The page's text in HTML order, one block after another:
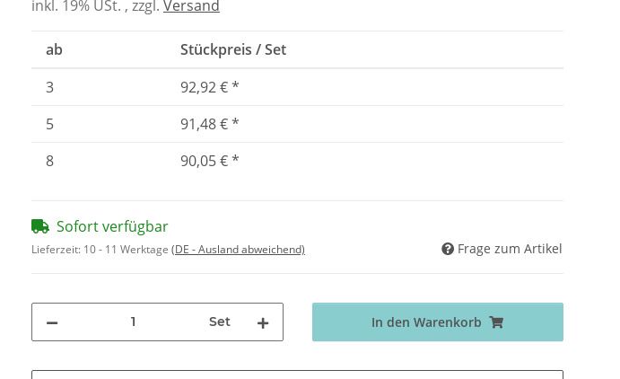
inkl. 19% USt. , zzgl. Versand
ab
Stückpreis / Set
3
92,92 €*
5
91,48 €*
8
90,05 €*
Sofort verfügbar
Lieferzeit: 10 - 11 Werktage (DE - Ausland abweichend) Frage zum Artikel
Set In den Warenkorb